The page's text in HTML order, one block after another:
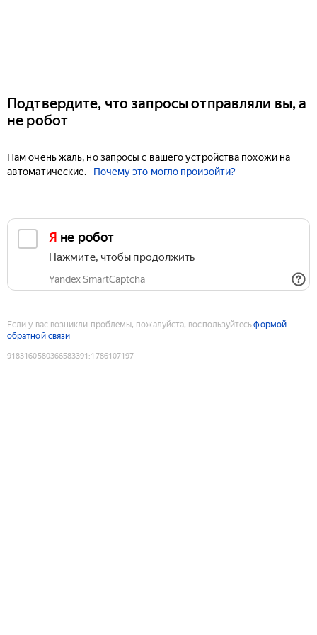
Подтвердите, что запросы отправляли вы, а
не робот
Нам очень жаль, но запросы с вашего устройства похожи на
автоматические.
Почему это могло произойти?
Я не робот
Нажмите, чтобы продолжить
Yandex SmartCaptcha
Если у вас возникли проблемы, пожалуйста, воспользуйтесьформой
обратной связи
9183160580366583391 :1786107197